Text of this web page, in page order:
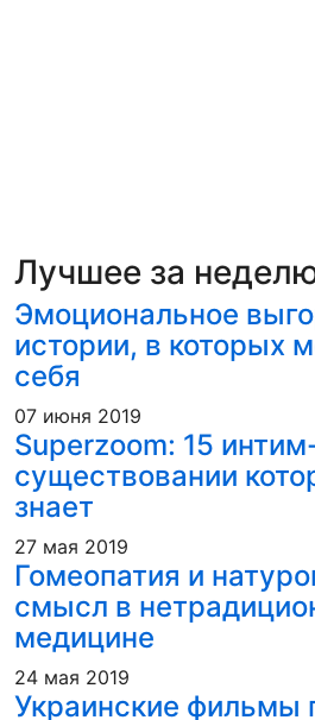
Лучшее за
Эмоциональное
истории, в которых
себя
07 июня 2019
Superzoom: 15
существовании
знает
27 мая 2019
Гомеопатия и
смысл в
медицине
24 мая 2019
Украинские фильмы